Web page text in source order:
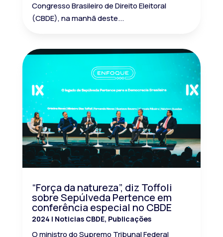
Congresso Brasileiro de Direito Eleitoral
(CBDE), na manhã deste...
“Força da natureza”, diz Toffoli
sobre Sepúlveda Pertence em
conferência especial no CBDE
2024 | Noticias CBDE, Publicações
O ministro do Supremo Tribunal Federal